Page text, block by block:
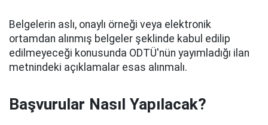
Belgelerin aslı, onaylı örneği veya elektronik
ortamdan alınmış belgeler şeklinde kabul edilip
edilmeyeceği konusunda ODTÜ'nün yayımladığı ilan
metnindeki açıklamalar esas alınmalı.
Başvurular Nasıl Yapılacak?